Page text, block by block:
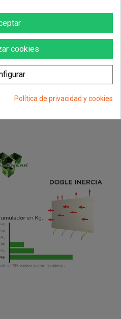
& Out.
desconecta al producirse una bajada
cookies
Política de privacidad y cookies